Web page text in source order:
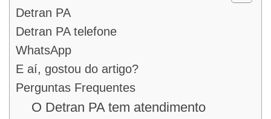
Detran PA
Detran PA telefone
WhatsApp
E aí, gostou do artigo?
Perguntas Frequentes
O Detran PA tem atendimento